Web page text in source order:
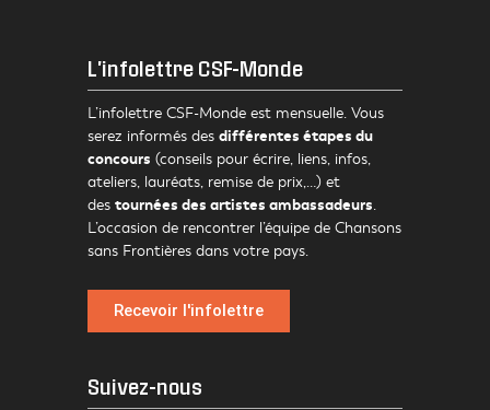
L'infolettre CSF-Monde
L’infolettre CSF-Monde est mensuelle. Vous
serez informés des différentes étapes du
concours (conseils pour écrire, liens, infos,
ateliers, lauréats, remise de prix,…) et
des tournées des artistes ambassadeurs.
L’occasion de rencontrer l’équipe de Chansons
sans Frontières dans votre pays.
Recevoir l'infolettre
Suivez-nous